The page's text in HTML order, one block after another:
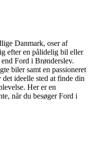
Danmark, oser af
efter en pålidelig bil eller
Ford i Brønderslev.
biler samt en passioneret
ideelle sted at finde din
Her er en
når du besøger Ford i